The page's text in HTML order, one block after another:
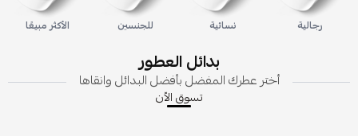
رجالية نسائية للجنسين الأكثر مبيعًا
بدائل العطور
أختر عطرك المفضل بأفضل البدائل وانقاها
تسوق الاّن